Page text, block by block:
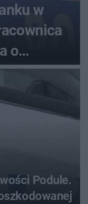
w
o
000 zł
Podule.